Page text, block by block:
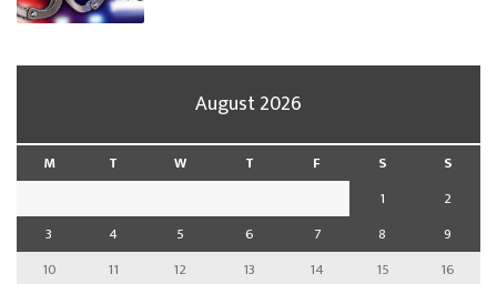
August 2026
M T W T F S
S
1
2
3
4 5 6 7 8
9
10
11 12 13 14 15
16